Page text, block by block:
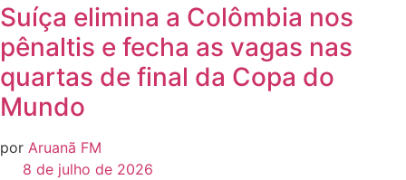
Suíça elimina a Colômbia nos
pênaltis e fecha as vagas nas
quartas de final da Copa do
Mundo
por Aruanã FM
8 de julho de 2026